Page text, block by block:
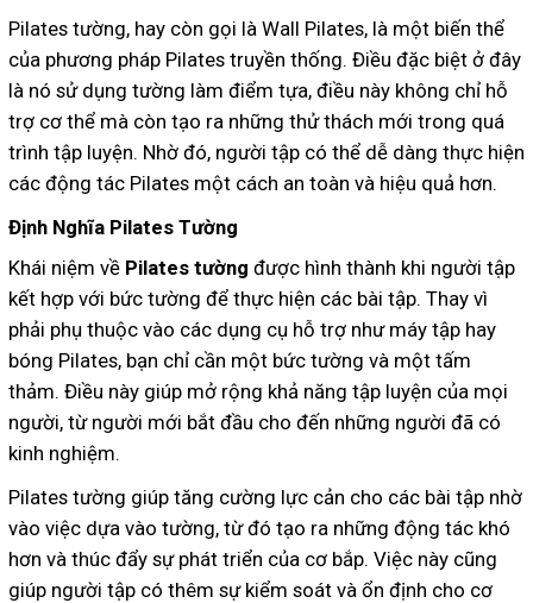
Pilates tường, hay còn gọi là Wall Pilates, là một biến thể
của phương pháp Pilates truyền thống. Điều đặc biệt ở đây
là nó sử dụng tường làm điểm tựa, điều này không chỉ hỗ
trợ cơ thể mà còn tạo ra những thử thách mới trong quá
trình tập luyện. Nhờ đó, người tập có thể dễ dàng thực hiện
các động tác Pilates một cách an toàn và hiệu quả hơn.
Định Nghĩa Pilates Tường
Khái niệm về Pilates tường được hình thành khi người tập
kết hợp với bức tường để thực hiện các bài tập. Thay vì
phải phụ thuộc vào các dụng cụ hỗ trợ như máy tập hay
bóng Pilates, bạn chỉ cần một bức tường và một tấm
thảm. Điều này giúp mở rộng khả năng tập luyện của mọi
người, từ người mới bắt đầu cho đến những người đã có
kinh nghiệm.
Pilates tường giúp tăng cường lực cản cho các bài tập nhờ
vào việc dựa vào tường, từ đó tạo ra những động tác khó
hơn và thúc đẩy sự phát triển của cơ bắp. Việc này cũng
giúp người tập có thêm sự kiểm soát và ổn định cho cơ